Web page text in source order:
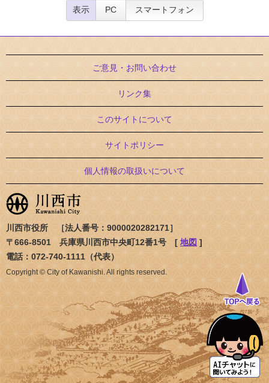
表示 PC スマートフォン
ご意見・お問い合わせ
リンク集
このサイトについて
サイトポリシー
個人情報の取扱いについて
川西市役所 ［法人番号：9000020282171］
〒666-8501 兵庫県川西市中央町12番1号 [ 地図 ]
電話：072-740-1111（代表）
Copyright © City of Kawanishi. All rights reserved.